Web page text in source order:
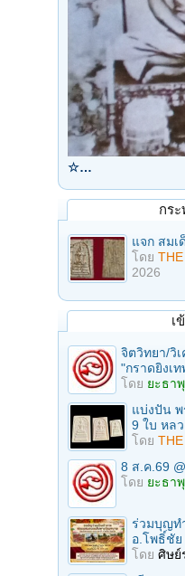
☆…
กร
แจก สมเ
โดย
2026
เ
จิตวิทยา/วิ
"กราดยิงเ
โดย ยะธา
แบ่งปัน พ
9 ใบ หล
โดย
8 ส.ค.69
โดย ยะธา
ร่วมบุญทํ
อ.โพธิ์ชัย
โดย ศิษย์